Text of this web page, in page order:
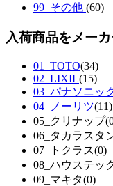
99_その他 (60)
入荷商品をメー
01_TOTO(34)
02_LIXIL(15)
03_パナソニッ
04_ノーリツ(11)
05_クリナップ
06_タカラスタ
07_トクラス(0)
08_ハウステッ
09_マキタ(0)